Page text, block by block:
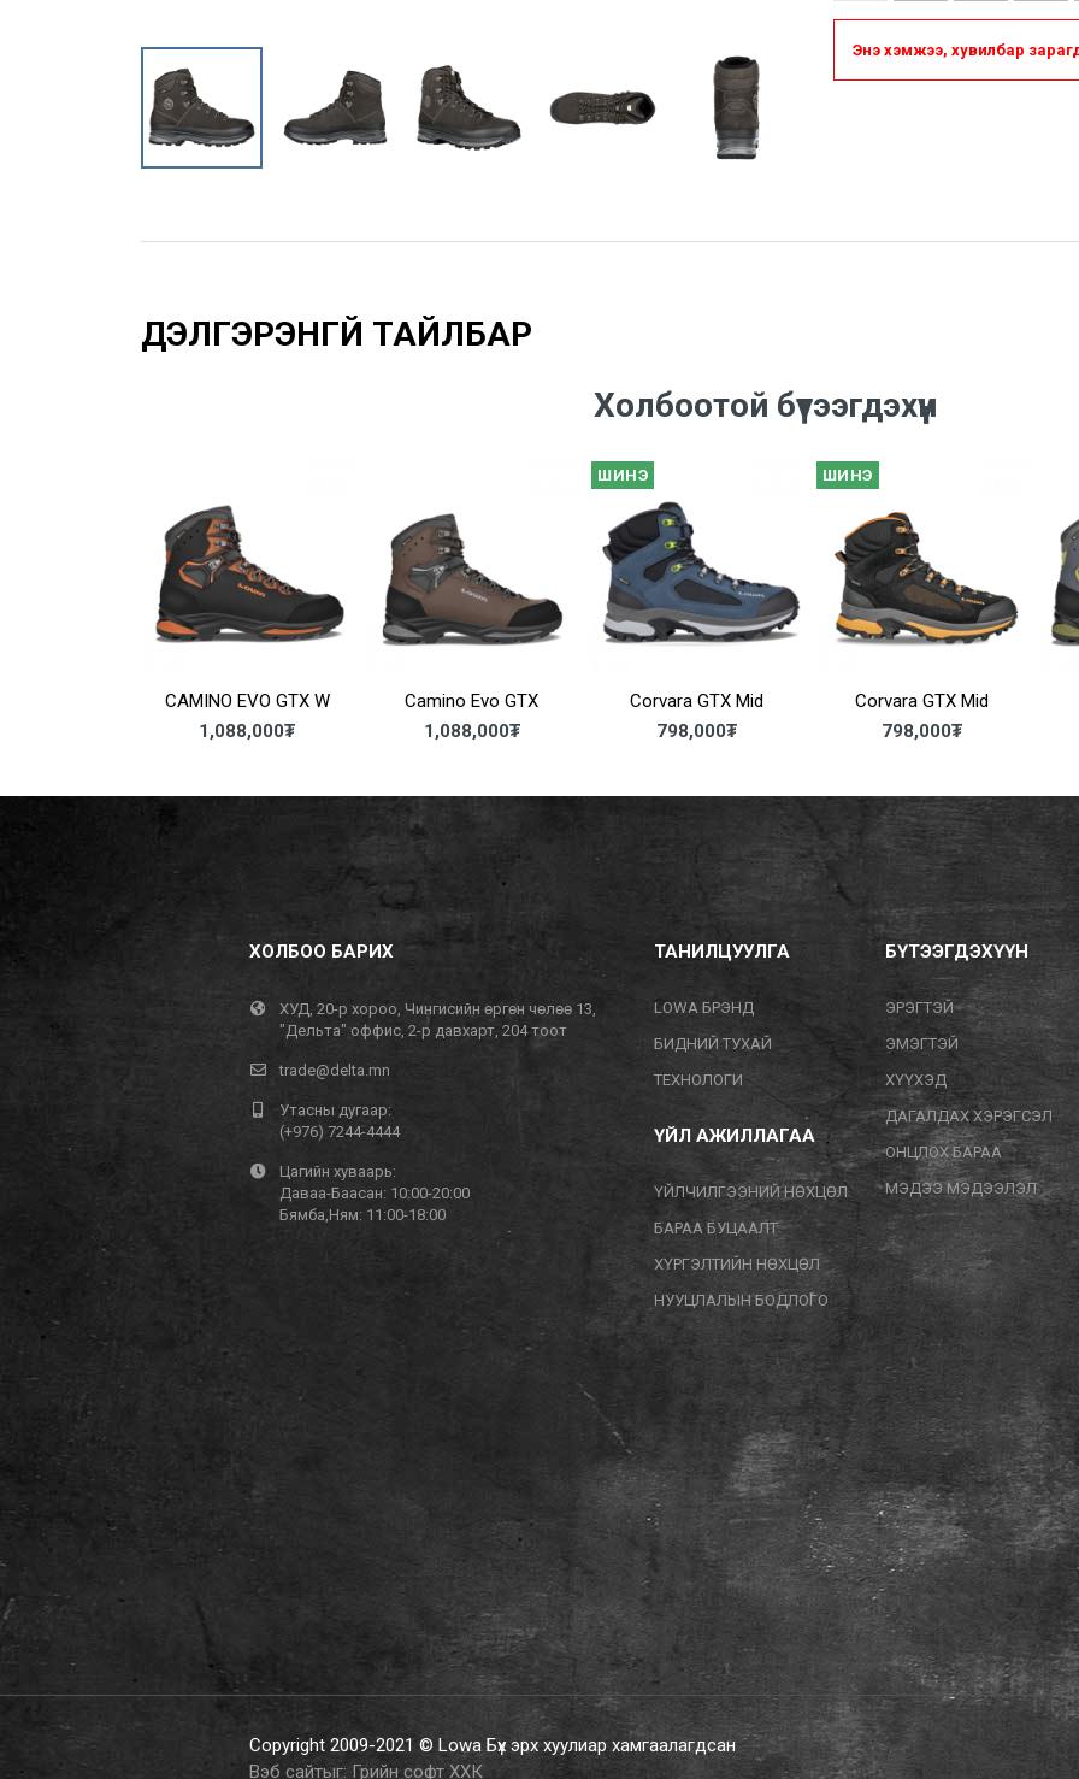
Энэ хэмжээ, хувилбар
Холбоотой бүтээгдэхүүн
CAMINO EVO GTX W
1,088,000₮
Camino Evo GTX
1,088,000₮
ШИНЭ
Corvara GTX Mid
798,000₮
ШИНЭ
Corvara GTX Mid
798,000₮
ХОЛБОО БАРИХ
ХУД, 20-р хороо, Чингисийн өргөн чөлөө 13,
"Дельта" оффис, 2-р давхарт, 204 тоот
trade@delta.mn
Утасны дугаар:
(+976) 7244-4444
Цагийн хуваарь:
Даваа-Баасан: 10:00-20:00
Бямба,Ням: 11:00-18:00
ТАНИЛЦУУЛГА
LOWA БРЭНД
БИДНИЙ ТУХАЙ
ТЕХНОЛОГИ
ҮЙЛ АЖИЛЛАГАА
ҮЙЛЧИЛГЭЭНИЙ НӨХЦӨЛ
БАРАА БУЦААЛТ
ХҮРГЭЛТИЙН НӨХЦӨЛ
НУУЦЛАЛЫН БОДЛОГО
БҮТЭЭГДЭХҮҮН
ЭРЭГТЭЙ
ЭМЭГТЭЙ
ХҮҮХЭД
ДАГАЛДАХ ХЭРЭГСЭЛ
ОНЦЛОХ БАРАА
МЭДЭЭ МЭДЭЭЛЭЛ
Copyright 2009-2021 © Lowa Бүх эрх хуулиар хамгаалагдсан
Вэб сайтыг: Грийн софт ХХК